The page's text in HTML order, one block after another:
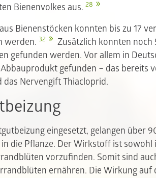
Bienenvolkes aus. 28
Bienenstöcken konnten bis zu 17
werden. 32
Zusätzlich konnten noch
gefunden werden. Vor allem in
gefunden – das bereits
Nervengift Thiacloprid.
eingesetzt, gelangen über
die Pflanze. Der Wirkstoff ist sowohl
vorzufinden. Somit sind
ernähren. Die Wirkung auf